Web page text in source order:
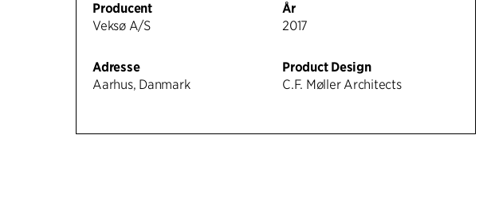
Producent
Veksø A/S
Adresse
Aarhus, Danmark
År
2017
Product Design
C.F. Møller Architects